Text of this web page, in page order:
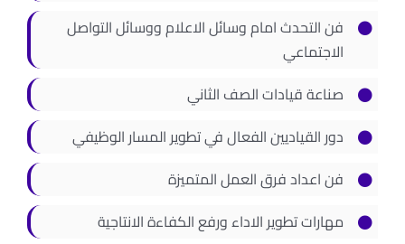
فن التحدث امام وسائل الاعلام ووسائل التواصل
الاجتماعي
صناعة قيادات الصف الثاني
دور القياديين الفعال في تطوير المسار الوظيفي
فن اعداد فرق العمل المتميزة
مهارات تطوير الاداء ورفع الكفاءة الانتاجية